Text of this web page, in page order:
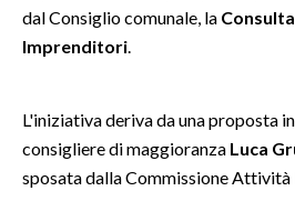
SARDI NEL MONDO
dal Consiglio comunale, la
Imprenditori
L'iniziativa deriva da una proposta
consigliere di maggioranza Luca
sposata dalla Commissione Attività